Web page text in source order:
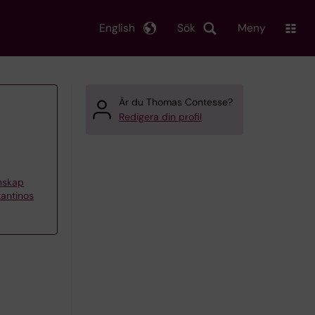
Sök
English Meny
Är du Thomas Contesse?
Redigera din profil